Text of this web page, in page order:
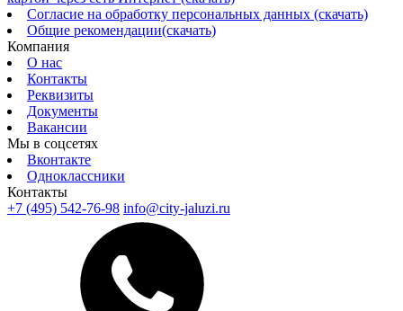
Согласие на обработку персональных данных (скачать)
Общие рекомендации(скачать)
Компания
О нас
Контакты
Реквизиты
Документы
Вакансии
Мы в соцсетях
Вконтакте
Одноклассники
Контакты
+7 (495) 542-76-98 info@city-jaluzi.ru